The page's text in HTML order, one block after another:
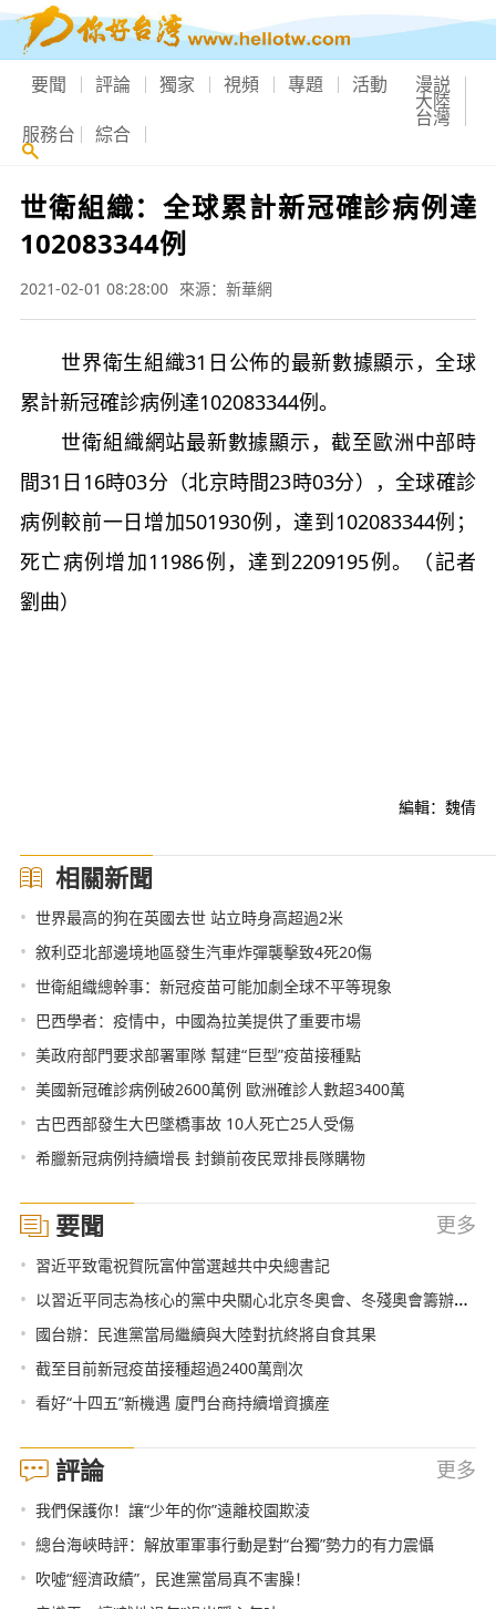
要聞 評論 獨家 視頻 專題 活動 漫説
大陸
台灣
服務台 綜合
世衛組織：全球累計新冠確診病例達
102083344例
2021-02-01 08:28:00 來源：新華網
世界衛生組織31日公佈的最新數據顯示，全球
累計新冠確診病例達102083344例。
世衛組織網站最新數據顯示，截至歐洲中部時
間31日16時03分（北京時間23時03分），全球確診
病例較前一日增加501930例，達到102083344例；
死亡病例增加11986例，達到2209195例。（記者
劉曲）
編輯：魏倩
相關新聞
• 世界最高的狗在英國去世 站立時身高超過2米
• 敘利亞北部邊境地區發生汽車炸彈襲擊致4死20傷
• 世衛組織總幹事：新冠疫苗可能加劇全球不平等現象
• 巴西學者：疫情中，中國為拉美提供了重要市場
• 美政府部門要求部署軍隊 幫建“巨型”疫苗接種點
• 美國新冠確診病例破2600萬例 歐洲確診人數超3400萬
• 古巴西部發生大巴墜橋事故 10人死亡25人受傷
• 希臘新冠病例持續增長 封鎖前夜民眾排長隊購物
要聞 更多
• 習近平致電祝賀阮富仲當選越共中央總書記
• 以習近平同志為核心的黨中央關心北京冬奧會、冬殘奧會籌辦紀實
• 國台辦：民進黨當局繼續與大陸對抗終將自食其果
• 截至目前新冠疫苗接種超過2400萬劑次
• 看好“十四五”新機遇 廈門台商持續增資擴産
評論 更多
• 我們保護你！讓“少年的你”遠離校園欺淩
• 總台海峽時評：解放軍軍事行動是對“台獨”勢力的有力震懾
• 吹噓“經濟政績”，民進黨當局真不害臊！